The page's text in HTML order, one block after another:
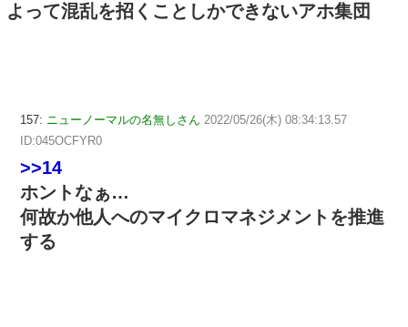
よって混乱を招くことしかできないアホ集団
157: ニューノーマルの名無しさん 2022/05/26(木) 08:34:13.57
ID:045OCFYR0
>>14
ホントなぁ…
何故か他人へのマイクロマネジメントを推進
する